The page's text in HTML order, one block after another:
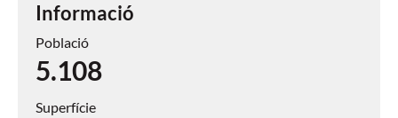
Informació
Població
5.108
Superfície